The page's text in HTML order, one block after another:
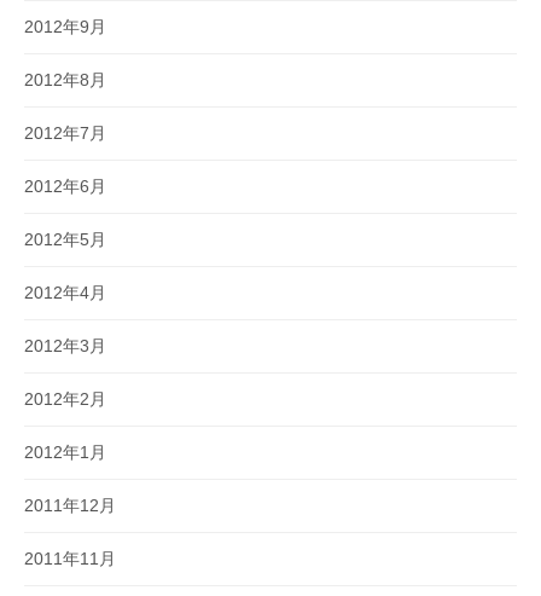
2012年9月
2012年8月
2012年7月
2012年6月
2012年5月
2012年4月
2012年3月
2012年2月
2012年1月
2011年12月
2011年11月